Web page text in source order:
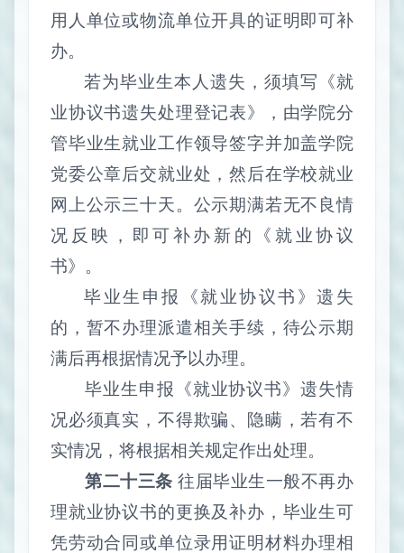
用人单位或物流单位开具的证明即可补
办。
若为毕业生本人遗失，须填写《就
业协议书遗失处理登记表》，由学院分
管毕业生就业工作领导签字并加盖学院
党委公章后交就业处，然后在学校就业
网上公示三十天。公示期满若无不良情
况反映，即可补办新的《就业协议
书》。
毕业生申报《就业协议书》遗失
的，暂不办理派遣相关手续，待公示期
满后再根据情况予以办理。
毕业生申报《就业协议书》遗失情
况必须真实，不得欺骗、隐瞒，若有不
实情况，将根据相关规定作出处理。
第二十三条往届毕业生一般不再办
理就业协议书的更换及补办，毕业生可
凭劳动合同或单位录用证明材料办理相